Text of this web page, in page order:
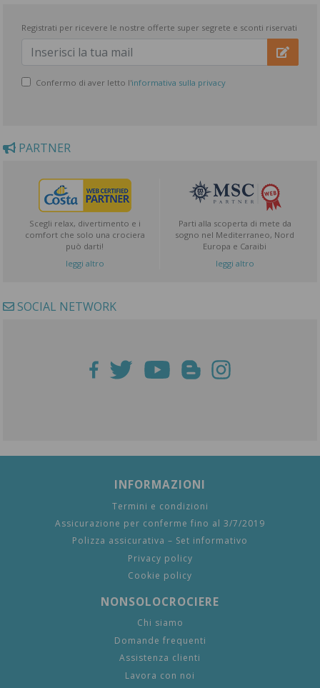
Registrati per ricevere le nostre offerte super segrete e sconti riservati
Confermo di aver letto l'informativa sulla privacy
PARTNER
Scegli relax, divertimento e i
comfort che solo una crociera
può darti!
leggi altro
Parti alla scoperta di mete da
sogno nel Mediterraneo, Nord
Europa e Caraibi
leggi altro
SOCIAL NETWORK
INFORMAZIONI
Termini e condizioni
Assicurazione per conferme fino al 3/7/2019
Polizza assicurativa – Set informativo
Privacy policy
Cookie policy
NONSOLOCROCIERE
Chi siamo
Domande frequenti
Assistenza clienti
Lavora con noi